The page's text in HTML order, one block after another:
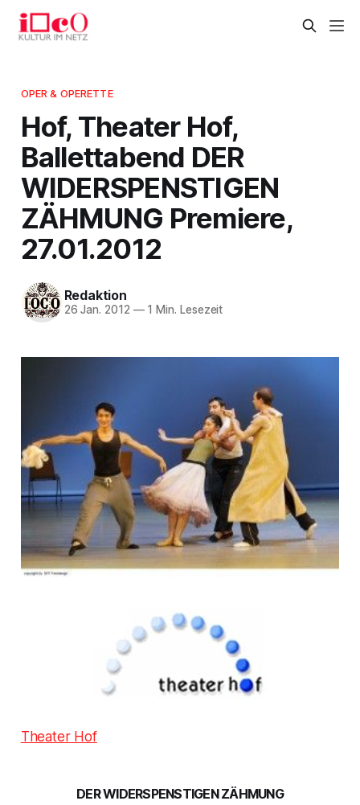
OPER & OPERETTE
Hof, Theater Hof,
Ballettabend DER
WIDERSPENSTIGEN
ZÄHMUNG Premiere,
27.01.2012
Redaktion
26 Jan. 2012 —1 Min. Lesezeit
Theater Hof
DER WIDERSPENSTIGEN ZÄHMUNG